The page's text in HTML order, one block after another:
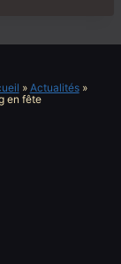
» Actualités »
en fête